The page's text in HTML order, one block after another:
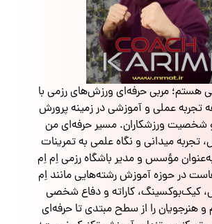
هستم؛ مربی حرفه‌ای ورزش‌های رزمی با
تجربه عملی و آموزشی در زمینه پرورش
ورزشکاران. مسیر حرفه‌ای من
تجربه میدانی و نگاه علمی به تمرینات
مؤسس و مدیر باشگاه رزمی اِم اِم
در حوزه آموزش رشته‌هایی مانند اِم
کیک‌بوکسینگ، کاراته و دفاع شخصی
هنرجویان را از سطح مبتدی تا حرفه‌ای